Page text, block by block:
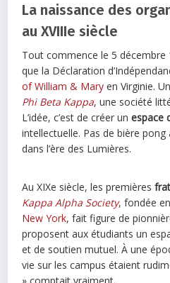
La naissance des
au XVIIIe siècle
Tout commence le 5 décembre
que la Déclaration
of William & Mary en Virginie.
Phi Beta Kappa, une société
L’idée, c’est de créer unespace
intellectuelle. Pas de bière pong
dans l’ère des Lumières.
Au XIXe siècle, les premières
Kappa Alpha Society, fondée en
New York, fait figure de
proposent aux étudiants un
et de soutien mutuel. À une
vie sur les campus étaient
» comptait vraiment.